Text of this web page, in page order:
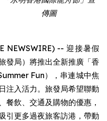
傳圖
NEWSWIRE) -- 迎接暑假
發局）將推出全新推廣「香
Fun），串連城中焦
注入活力。旅發局希望聯動
餐飲、交通及購物的優惠，
引更多過夜旅客訪港，帶動